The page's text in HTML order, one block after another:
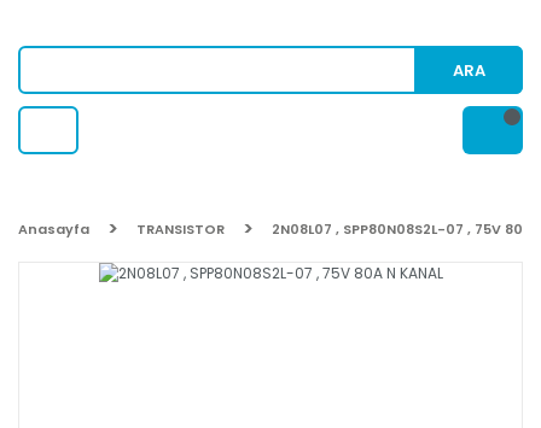
ARA
Anasayfa TRANSISTOR 2N08L07 , SPP80N08S2L-07 , 75V 80A